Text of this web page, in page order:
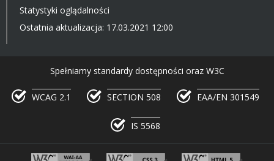
Statystyki oglądalności
Ostatnia aktualizacja: 17.03.2021 12:00
Spełniamy standardy dostępności oraz W3C
WCAG 2.1 SECTION 508 EAA/EN 301549
IS 5568